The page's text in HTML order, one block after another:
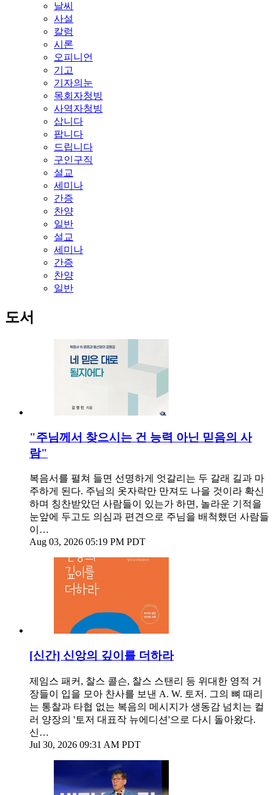
날씨
사설
칼럼
시론
오피니언
기고
기자의눈
목회자청빙
사역자청빙
삽니다
팝니다
드립니다
구인구직
설교
세미나
간증
찬양
일반
설교
세미나
간증
찬양
일반
도서
"주님께서 찾으시는 건 능력 아닌 믿음의 사
람"
복음서를 펼쳐 들면 선명하게 엇갈리는 두 갈래 길과 마
주하게 된다. 주님의 옷자락만 만져도 나을 것이라 확신
하며 칭찬받았던 사람들이 있는가 하면, 놀라운 기적을
눈앞에 두고도 의심과 편견으로 주님을 배척했던 사람들
이…
Aug 03, 2026 05:19 PM PDT
[신간] 신앙의 깊이를 더하라
제임스 패커, 찰스 콜슨, 찰스 스탠리 등 위대한 영적 거
장들이 입을 모아 찬사를 보낸 A. W. 토저. 그의 뼈 때리
는 통찰과 타협 없는 복음의 메시지가 생동감 넘치는 컬
러 양장의 '토저 대표작 뉴에디션'으로 다시 돌아왔다.
신…
Jul 30, 2026 09:31 AM PDT